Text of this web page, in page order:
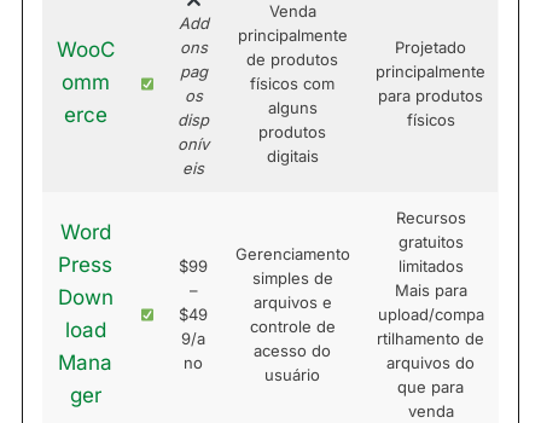
WooC
omm
erce
Add
ons
pag
os
disp
onív
eis
Venda
principalmente
de produtos
físicos com
alguns
produtos
digitais
Projetado
principalmente
para produtos
físicos
Word
Press
Down
load
Mana
ger
$99
–
$49
9/a
no
Gerenciamento
simples de
arquivos e
controle de
acesso do
usuário
Recursos
gratuitos
limitados
Mais para
upload/compa
rtilhamento de
arquivos do
que para
venda